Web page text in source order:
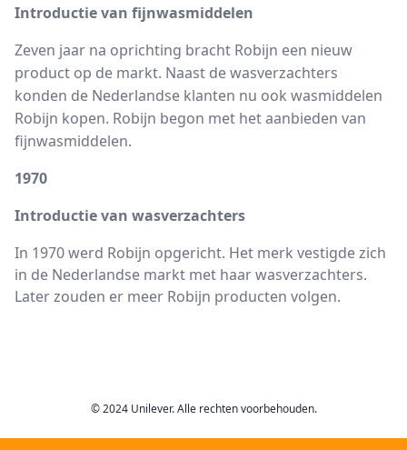
Introductie van fijnwasmiddelen
Zeven jaar na oprichting bracht Robijn een nieuw
product op de markt. Naast de wasverzachters
konden de Nederlandse klanten nu ook wasmiddelen
Robijn kopen. Robijn begon met het aanbieden van
fijnwasmiddelen.
1970
Introductie van wasverzachters
In 1970 werd Robijn opgericht. Het merk vestigde zich
in de Nederlandse markt met haar wasverzachters.
Later zouden er meer Robijn producten volgen.
© 2024 Unilever. Alle rechten voorbehouden.